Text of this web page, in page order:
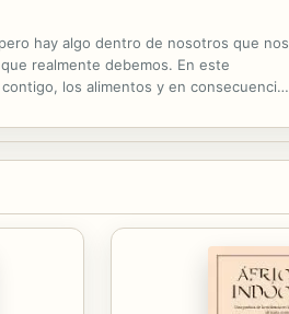
pero hay algo dentro de nosotros que nos
realmente debemos. En este
los alimentos y en consecuencia